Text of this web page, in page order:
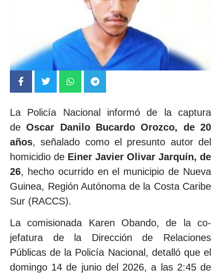
La Policía Nacional informó de la captura
de Oscar Danilo Bucardo Orozco, de 20
años, señalado como el presunto autor del
homicidio de Einer Javier Olivar Jarquín, de
26, hecho ocurrido en el municipio de Nueva
Guinea, Región Autónoma de la Costa Caribe
Sur (RACCS).
La comisionada Karen Obando, de la co-
jefatura de la Dirección de Relaciones
Públicas de la Policía Nacional, detalló que el
domingo 14 de junio del 2026, a las 2:45 de